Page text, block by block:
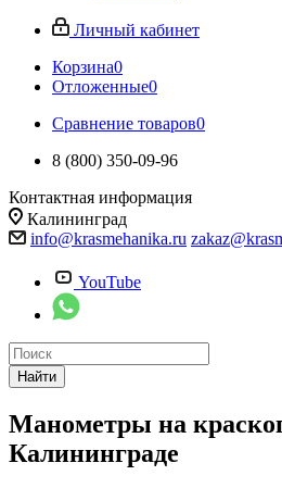
Личный кабинет
Корзина0
Отложенные0
Сравнение товаров0
8 (800) 350-09-96
Контактная информация
Калининград
info@krasmehanika.ru
YouTube
Найти
Манометры на
Калининграде